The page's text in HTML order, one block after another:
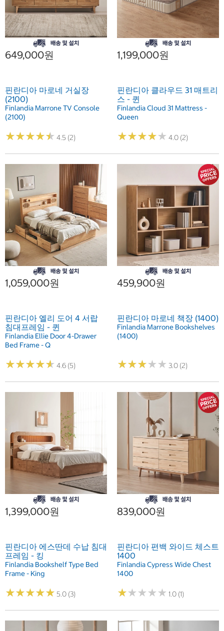
649,000원
핀란디아 마로네 거실장
(2100)
Finlandia Marrone TV Console
(2100)
★★★★★
★★★★★ 4.5 (2)
1,199,000원
핀란디아 클라우드 31 매트리
스 - 퀸
Finlandia Cloud 31 Mattress -
Queen
★★★★★
★★★★★ 4.0 (2)
1,059,000원
핀란디아 엘리 도어 4 서랍
침대프레임 - 퀸
Finlandia Ellie Door 4-Drawer
Bed Frame - Q
★★★★★
★★★★★ 4.6 (5)
459,900원
핀란디아 마로네 책장 (1400)
Finlandia Marrone Bookshelves
(1400)
★★★★★
★★★★★ 3.0 (2)
1,399,000원
핀란디아 에스딴데 수납 침대
프레임 - 킹
Finlandia Bookshelf Type Bed
Frame - King
★★★★★
★★★★★ 5.0 (3)
839,000원
핀란디아 편백 와이드 체스트
1400
Finlandia Cypress Wide Chest
1400
★★★★★
★★★★★ 1.0 (1)